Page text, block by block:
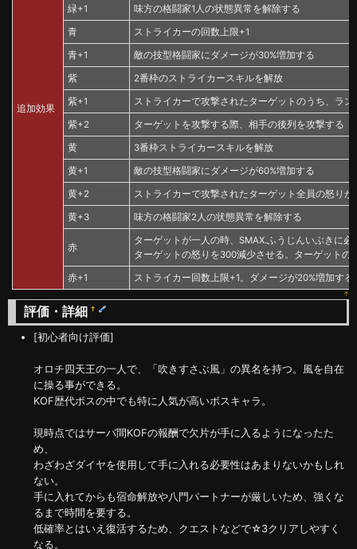
追加効果
緑+1 味方の格闘家1人の状態異常を解除する
青 ストライカーの回数上限+1
青+1 敵の技型格闘家にダメージが30%増加する
紫 2番枠のストライカースキルを解放
紫+1 ストライカーで攻撃されたターゲットのうち、ラ
紫+2 ターゲットを攻撃する際、相手の後列を攻撃する
黄 3番枠ストライカースキルを解放
黄+1 敵の技型格闘家にダメージが60%増加する
黄+2 ストライカーで攻撃されたターゲット全員の怒り
黄+3 味方の格闘家2人の状態異常を解除する
赤
ターゲットが一人の時、SMAX.ふうじんいぶきに必
ターゲットの怒りを300減少させる。ターゲットの
赤+1 ストライカー回数上限+1。ダメージが20%増加する
↑
評価・詳細 †
[初心者向け評価]
オロチ四天王の一人で、「吹きすさぶ風」の異名を持つ。風を自在
に操る事ができる。
KOF歴代ボスの中でも特に人気が高いボスキャラ。
現時点ではサーバ間KOFの報酬で欠片が手に入るようになったた
め、
わざわざダイヤを使用して手に入れる必要性はあまりないかもしれ
ない。
手に入れてからも宿命解放や八門パートナーが厳しいため、強くな
るまで時間を要する。
低確率とはいえ復活するため、クエストなどで☆3クリアしやすく
なる。